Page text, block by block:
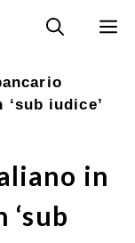
iudice’
in